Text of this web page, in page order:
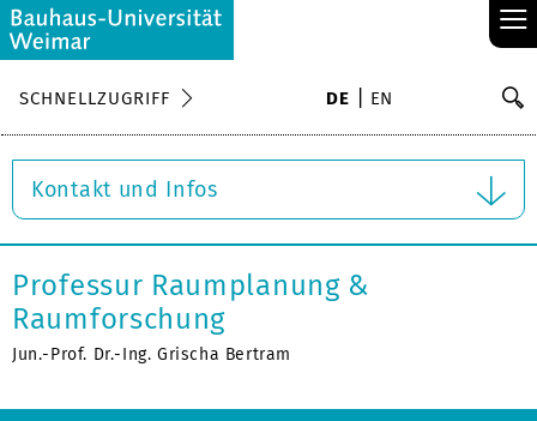
≡
SCHNELLZUGRIFF DE EN
Kontakt und Infos
Professur Raumplanung &
Raumforschung
Jun.-Prof. Dr.-Ing. Grischa Bertram